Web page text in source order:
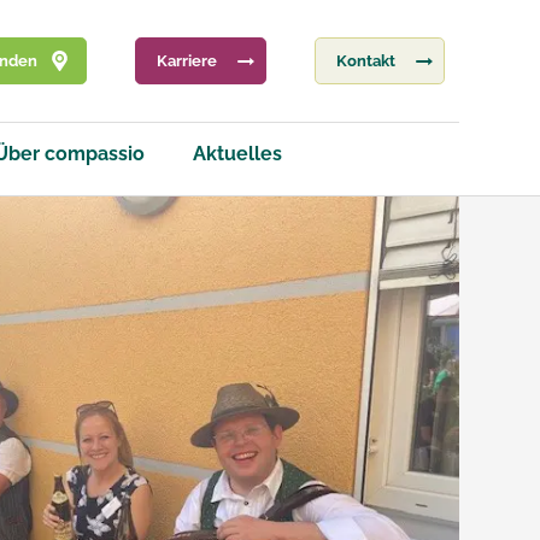
Karriere Kontakt
compassio Aktuelles